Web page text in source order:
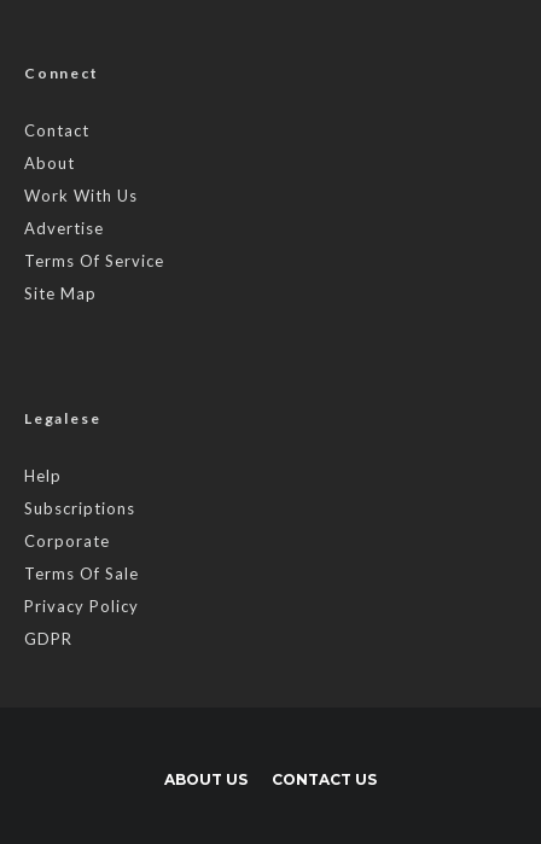
Connect
Contact
About
Work With Us
Advertise
Terms Of Service
Site Map
Legalese
Help
Subscriptions
Corporate
Terms Of Sale
Privacy Policy
GDPR
ABOUT US CONTACT US